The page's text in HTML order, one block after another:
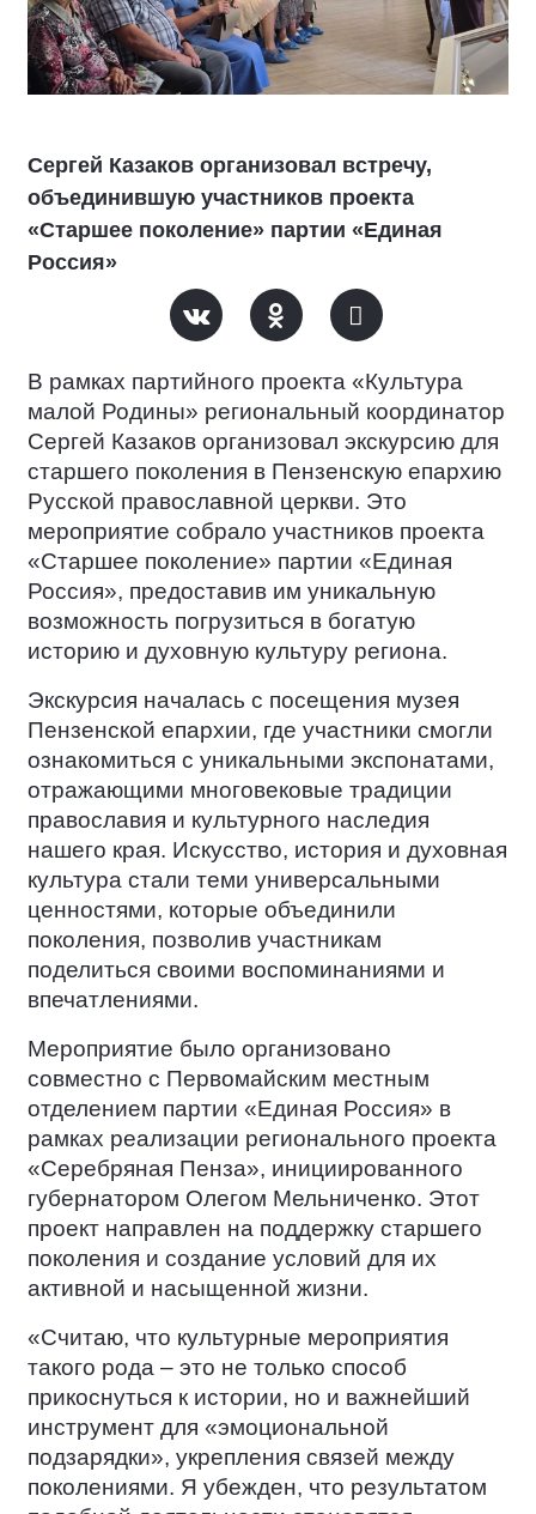
Сергей Казаков организовал встречу,
объединившую участников проекта
«Старшее поколение» партии «Единая
Россия»
В рамках партийного проекта «Культура
малой Родины» региональный координатор
Сергей Казаков организовал экскурсию для
старшего поколения в Пензенскую епархию
Русской православной церкви. Это
мероприятие собрало участников проекта
«Старшее поколение» партии «Единая
Россия», предоставив им уникальную
возможность погрузиться в богатую
историю и духовную культуру региона.
Экскурсия началась с посещения музея
Пензенской епархии, где участники смогли
ознакомиться с уникальными экспонатами,
отражающими многовековые традиции
православия и культурного наследия
нашего края. Искусство, история и духовная
культура стали теми универсальными
ценностями, которые объединили
поколения, позволив участникам
поделиться своими воспоминаниями и
впечатлениями.
Мероприятие было организовано
совместно с Первомайским местным
отделением партии «Единая Россия» в
рамках реализации регионального проекта
«Серебряная Пенза», инициированного
губернатором Олегом Мельниченко. Этот
проект направлен на поддержку старшего
поколения и создание условий для их
активной и насыщенной жизни.
«Считаю, что культурные мероприятия
такого рода – это не только способ
прикоснуться к истории, но и важнейший
инструмент для «эмоциональной
подзарядки», укрепления связей между
поколениями. Я убежден, что результатом